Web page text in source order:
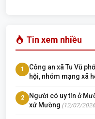
Tin xem nhiều
1
Công an xã Tu Vũ
hội, nhóm mạng xã
2
Người có uy tín ở
xứ Mường (12/07/